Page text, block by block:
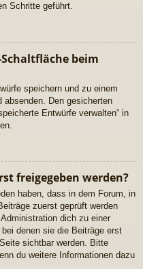
Schritte geführt.
beim
speichern und zu einem
absenden. Den gesicherten
Entwürfe verwalten“ in
freigegeben werden?
haben, dass in dem Forum, in
zuerst geprüft werden
dich zu einer
denen sie die Beiträge erst
sichtbar werden. Bitte
du weitere Informationen dazu